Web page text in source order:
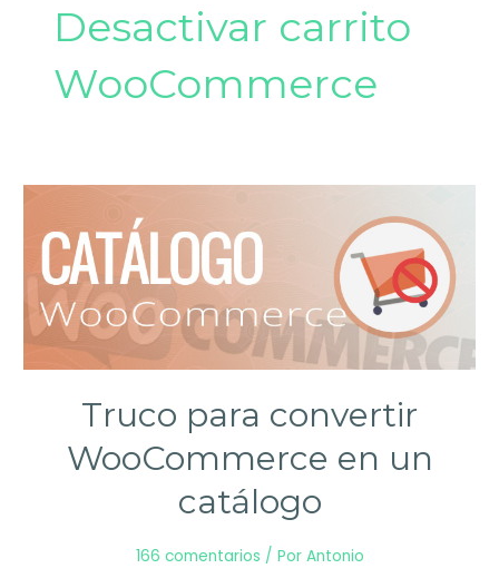
Desactivar carrito
WooCommerce
Truco para convertir
WooCommerce en un
catálogo
166 comentarios / Por Antonio